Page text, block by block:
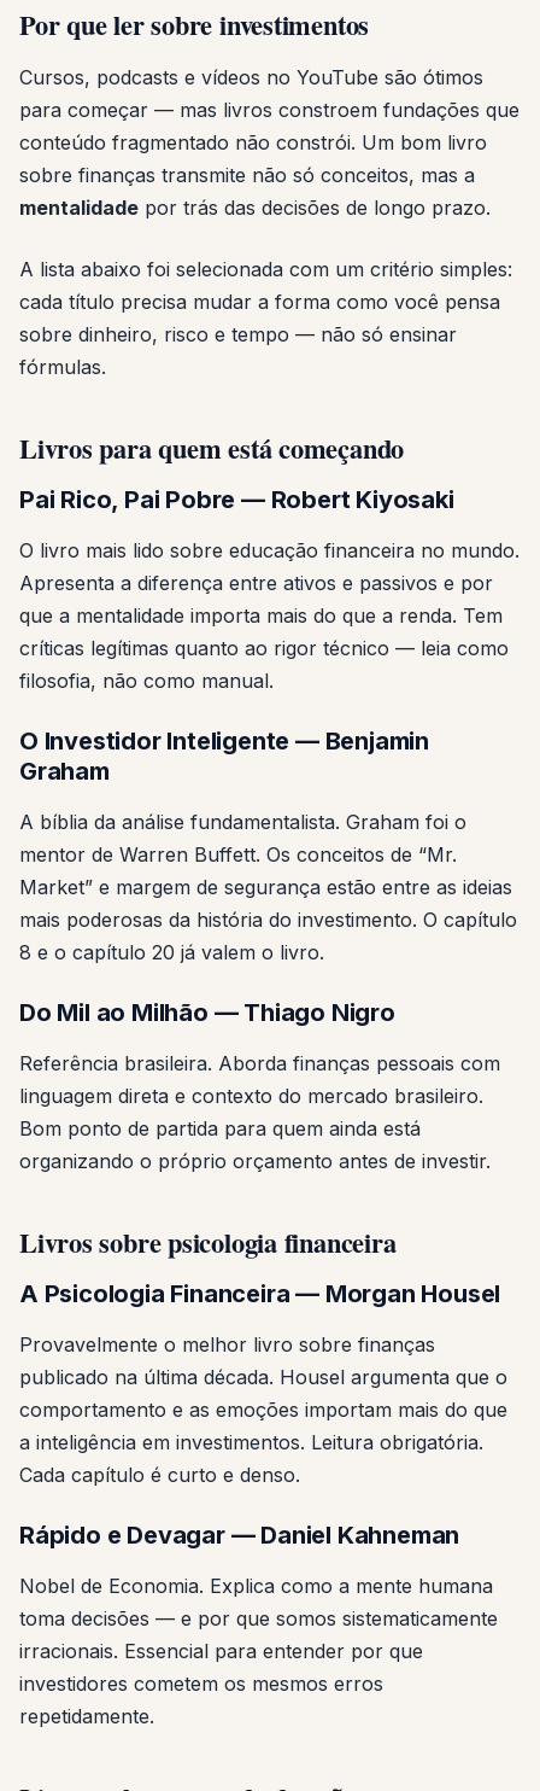
Por que ler sobre investimentos
Cursos, podcasts e vídeos no YouTube são ótimos
para começar — mas livros constroem fundações que
conteúdo fragmentado não constrói. Um bom livro
sobre finanças transmite não só conceitos, mas a
mentalidade por trás das decisões de longo prazo.
A lista abaixo foi selecionada com um critério simples:
cada título precisa mudar a forma como você pensa
sobre dinheiro, risco e tempo — não só ensinar
fórmulas.
Livros para quem está começando
Pai Rico, Pai Pobre — Robert Kiyosaki
O livro mais lido sobre educação financeira no mundo.
Apresenta a diferença entre ativos e passivos e por
que a mentalidade importa mais do que a renda. Tem
críticas legítimas quanto ao rigor técnico — leia como
filosofia, não como manual.
O Investidor Inteligente — Benjamin
Graham
A bíblia da análise fundamentalista. Graham foi o
mentor de Warren Buffett. Os conceitos de “Mr.
Market” e margem de segurança estão entre as ideias
mais poderosas da história do investimento. O capítulo
8 e o capítulo 20 já valem o livro.
Do Mil ao Milhão — Thiago Nigro
Referência brasileira. Aborda finanças pessoais com
linguagem direta e contexto do mercado brasileiro.
Bom ponto de partida para quem ainda está
organizando o próprio orçamento antes de investir.
Livros sobre psicologia financeira
A Psicologia Financeira — Morgan Housel
Provavelmente o melhor livro sobre finanças
publicado na última década. Housel argumenta que o
comportamento e as emoções importam mais do que
a inteligência em investimentos. Leitura obrigatória.
Cada capítulo é curto e denso.
Rápido e Devagar — Daniel Kahneman
Nobel de Economia. Explica como a mente humana
toma decisões — e por que somos sistematicamente
irracionais. Essencial para entender por que
investidores cometem os mesmos erros
repetidamente.